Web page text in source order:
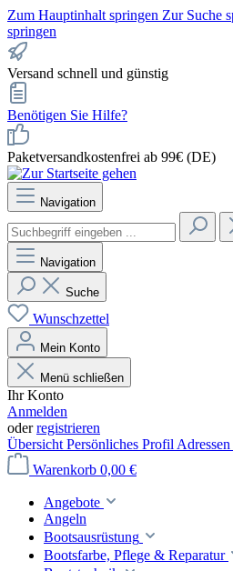
Zum Hauptinhalt springen Zur Suche
springen
Versand schnell und günstig
Benötigen Sie Hilfe?
Paketversandkostenfrei ab 99€ (DE)
Navigation
Navigation
Suche
Wunschzettel
Mein Konto
Menü schließen
Ihr Konto
Anmelden
oderregistrieren
Übersicht Persönliches Profil Adressen
Warenkorb 0,00 €
Angebote
Angeln
Bootsausrüstung
Bootsfarbe, Pflege & Reparatur